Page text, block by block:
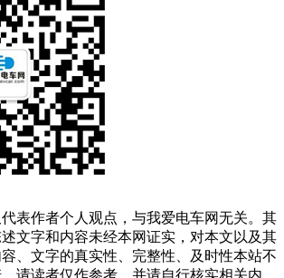
表作者个人观点，与我爱电车网无关。其
文字和内容未经本网证实，对本文以及其
、文字的真实性、完整性、及时性本站不
请读者仅作参考，并请自行核实相关内